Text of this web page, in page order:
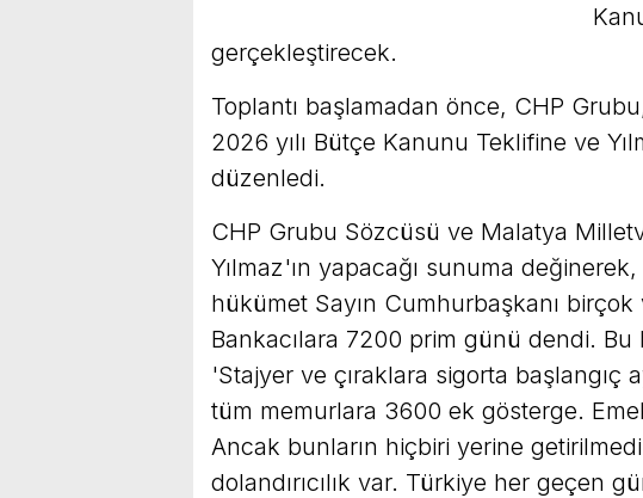
gerçekleştirecek.
Toplantı başlamadan önce, CHP
2026 yılı Bütçe Kanunu Teklifine ve
düzenledi.
CHP Grubu Sözcüsü ve Malatya
Yılmaz'ın yapacağı sunuma
hükümet Sayın Cumhurbaşkanı
Bankacılara 7200 prim günü dendi.
'Stajyer ve çıraklara sigorta başlangıç
tüm memurlara 3600 ek gösterge.
Ancak bunların hiçbiri yerine
dolandırıcılık var. Türkiye her geçen